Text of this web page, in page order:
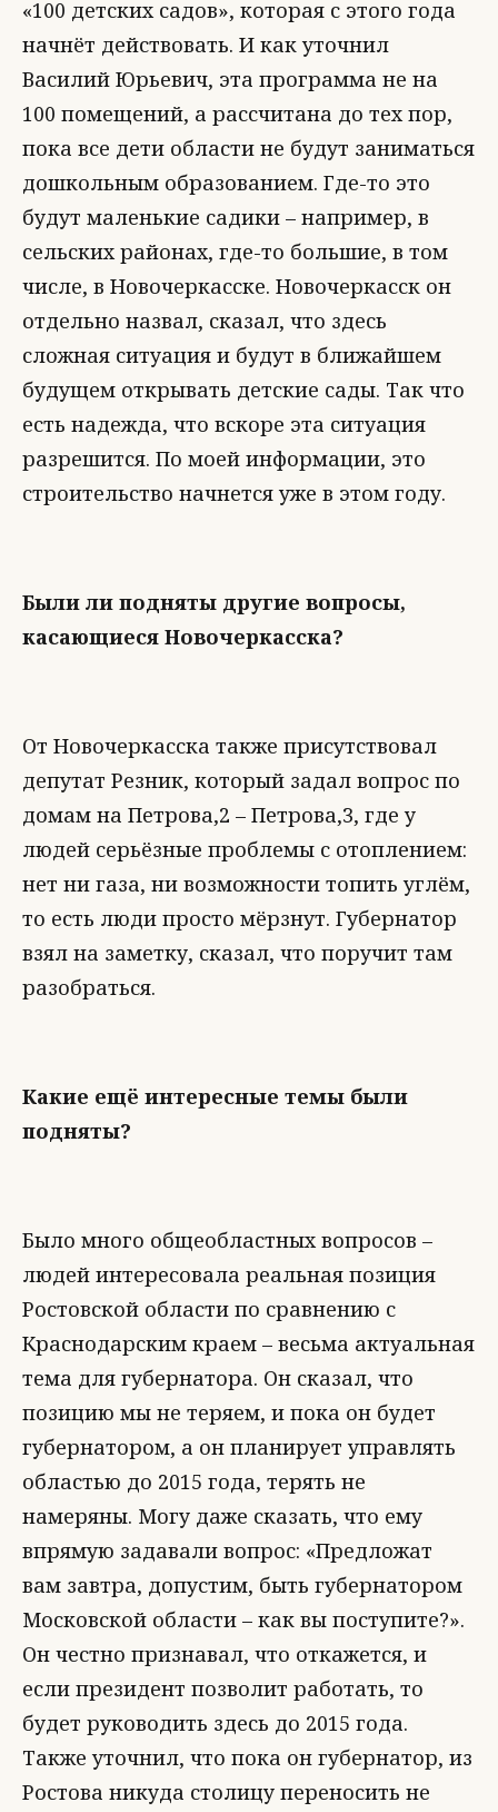
«100 детских садов», которая с этого года
начнёт действовать. И как уточнил
Василий Юрьевич, эта программа не на
100 помещений, а рассчитана до тех пор,
пока все дети области не будут заниматься
дошкольным образованием. Где-то это
будут маленькие садики – например, в
сельских районах, где-то большие, в том
числе, в Новочеркасске. Новочеркасск он
отдельно назвал, сказал, что здесь
сложная ситуация и будут в ближайшем
будущем открывать детские сады. Так что
есть надежда, что вскоре эта ситуация
разрешится. По моей информации, это
строительство начнется уже в этом году.
Были ли подняты другие вопросы,
касающиеся Новочеркасска?
От Новочеркасска также присутствовал
депутат Резник, который задал вопрос по
домам на Петрова,2 – Петрова,3, где у
людей серьёзные проблемы с отоплением:
нет ни газа, ни возможности топить углём,
то есть люди просто мёрзнут. Губернатор
взял на заметку, сказал, что поручит там
разобраться.
Какие ещё интересные темы были
подняты?
Было много общеобластных вопросов –
людей интересовала реальная позиция
Ростовской области по сравнению с
Краснодарским краем – весьма актуальная
тема для губернатора. Он сказал, что
позицию мы не теряем, и пока он будет
губернатором, а он планирует управлять
областью до 2015 года, терять не
намеряны. Могу даже сказать, что ему
впрямую задавали вопрос: «Предложат
вам завтра, допустим, быть губернатором
Московской области – как вы поступите?».
Он честно признавал, что откажется, и
если президент позволит работать, то
будет руководить здесь до 2015 года.
Также уточнил, что пока он губернатор, из
Ростова никуда столицу переносить не